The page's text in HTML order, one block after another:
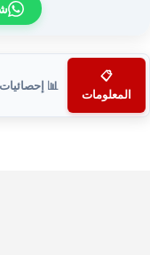
📋
المعلومات
📊 إحصائيات